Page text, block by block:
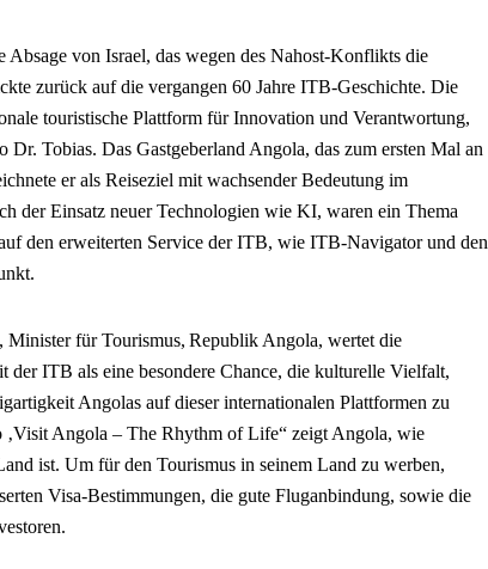
Absage von Israel, das wegen des Nahost-Konflikts die
zurück auf die vergangen 60 Jahre ITB-Geschichte. Die
touristische Plattform für Innovation und Verantwortung,
Dr. Tobias. Das Gastgeberland Angola, das zum ersten Mal an
er als Reiseziel mit wachsender Bedeutung im
der Einsatz neuer Technologien wie KI, waren ein Thema
den erweiterten Service der ITB, wie ITB-Navigator und den
Minister für Tourismus, Republik Angola, wertet die
der ITB als eine besondere Chance, die kulturelle Vielfalt,
Angolas auf dieser internationalen Plattformen zu
‚Visit Angola – The Rhythm of Life“ zeigt Angola, wie
ist. Um für den Tourismus in seinem Land zu werben,
Visa-Bestimmungen, die gute Fluganbindung, sowie die